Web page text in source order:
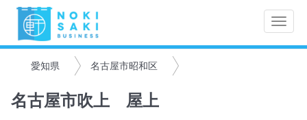
Toggle
愛知県 名古屋市昭和区
名古屋市吹上 屋上